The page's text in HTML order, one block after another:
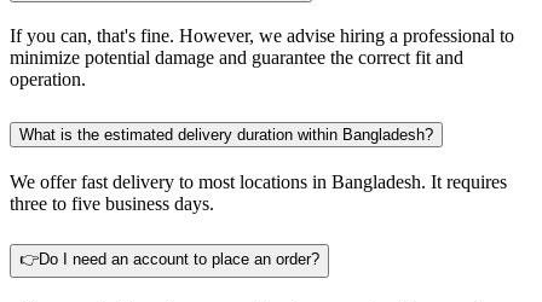
If you can, that's fine. However, we advise hiring a professional to
minimize potential damage and guarantee the correct fit and
operation.
What is the estimated delivery duration within Bangladesh?
We offer fast delivery to most locations in Bangladesh. It requires
three to five business days.
👉Do I need an account to place an order?